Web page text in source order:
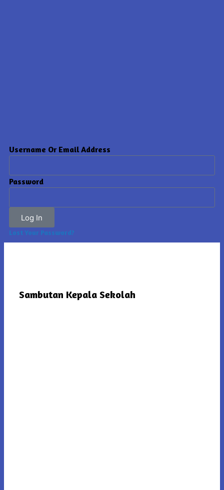
Username Or Email Address
Password
Log In
Lost Your Password?
Sambutan Kepala Sekolah